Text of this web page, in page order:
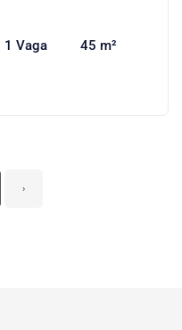
1 Vaga 45 m²
›